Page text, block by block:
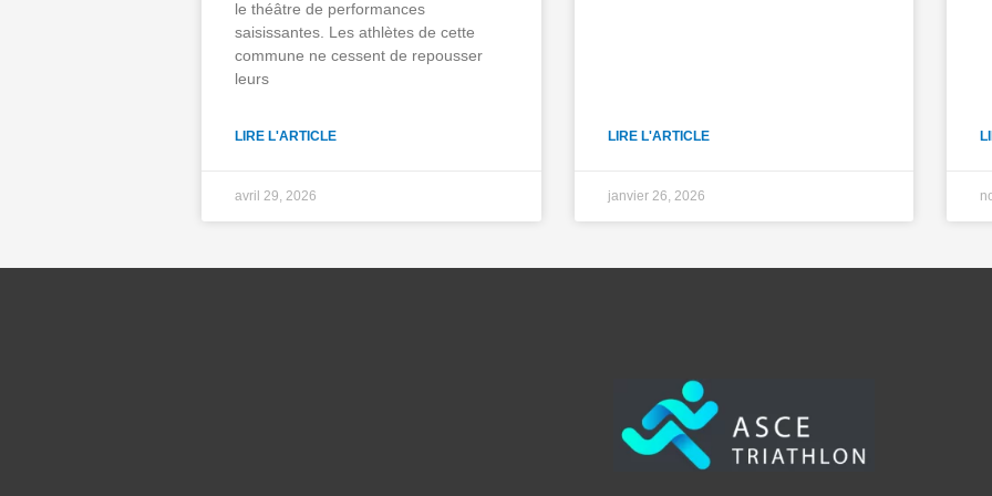
le théâtre de performances
saisissantes. Les athlètes de cette
commune ne cessent de repousser
leurs
LIRE L'ARTICLE
avril 29, 2026
LIRE L'ARTICLE
janvier 26, 2026